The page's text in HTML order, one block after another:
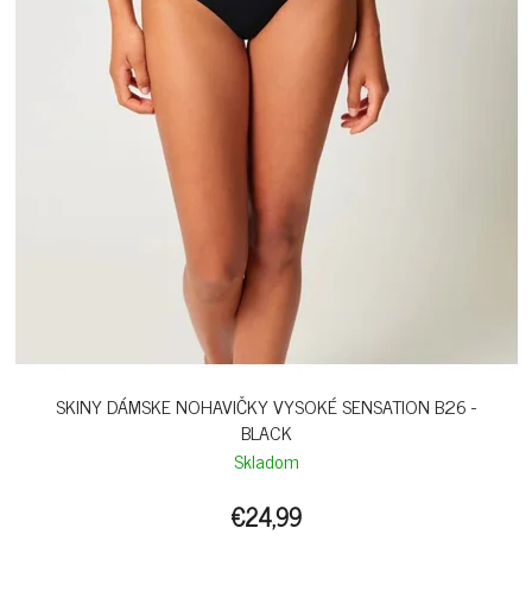
SKINY DÁMSKE NOHAVIČKY VYSOKÉ SENSATION B26 -
BLACK
Skladom
€24,99